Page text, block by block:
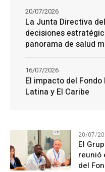
La Junta Directiva
decisiones
panorama de salud
20/07/2026
El impacto del
Latina y El Caribe
16/07/2026
20/07/
El
reunió
del